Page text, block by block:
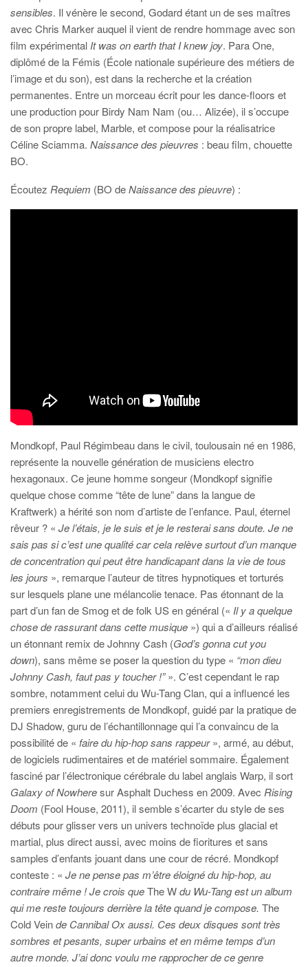
sensibles. Il vénère le second, Godard étant un de ses maîtres
avec Chris Marker auquel il vient de rendre hommage avec son
film expérimental It was on earth that I knew joy. Para One,
diplômé de la Fémis (École nationale supérieure des métiers de
l’image et du son), est dans la recherche et la création
permanentes. Entre un morceau écrit pour les dance-floors et
une production pour Birdy Nam Nam (ou… Alizée), il s’occupe
de son propre label, Marble, et compose pour la réalisatrice
Céline Sciamma. Naissance des pieuvres : beau film, chouette
BO.
Écoutez Requiem (BO deNaissance des pieuvre) :
Mondkopf, Paul Régimbeau dans le civil, toulousain né en 1986,
représente la nouvelle génération de musiciens electro
hexagonaux. Ce jeune homme songeur (Mondkopf signifie
quelque chose comme “tête de lune” dans la langue de
Kraftwerk) a hérité son nom d’artiste de l’enfance. Paul, éternel
rêveur ? « Je l’étais, je le suis et je le resterai sans doute. Je ne
sais pas si c’est une qualité car cela relève surtout d’un manque
de concentration qui peut être handicapant dans la vie de tous
les jours », remarque l’auteur de titres hypnotiques et torturés
sur lesquels plane une mélancolie tenace. Pas étonnant de la
part d’un fan de Smog et de folk US en général (« Il y a quelque
chose de rassurant dans cette musique ») qui a d’ailleurs réalisé
un étonnant remix de Johnny Cash (God’s gonna cut you
down), sans même se poser la question du type « “mon dieu
Johnny Cash, faut pas y toucher !”». C’est cependant le rap
sombre, notamment celui du Wu-Tang Clan, qui a influencé les
premiers enregistrements de Mondkopf, guidé par la pratique de
DJ Shadow, guru de l’échantillonnage qui l’a convaincu de la
possibilité de « faire du hip-hop sans rappeur», armé, au début,
de logiciels rudimentaires et de matériel sommaire. Également
fasciné par l’électronique cérébrale du label anglais Warp, il sort
Galaxy of Nowheresur Asphalt Duchess en 2009. Avec Rising
Doom (Fool House, 2011), il semble s’écarter du style de ses
débuts pour glisser vers un univers technoïde plus glacial et
martial, plus direct aussi, avec moins de fioritures et sans
samples d’enfants jouant dans une cour de récré. Mondkopf
conteste : « Je ne pense pas m’être éloigné du hip-hop, au
contraire même ! Je crois queThe Wdu Wu-Tang est un album
qui me reste toujours derrière la tête quand je compose. The
Cold Veinde Cannibal Ox aussi. Ces deux disques sont très
sombres et pesants, super urbains et en même temps d’un
autre monde. J’ai donc voulu me rapprocher de ce genre